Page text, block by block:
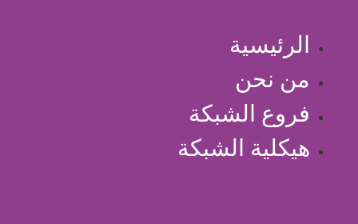
الرئيسية
من نحن
فروع الشبكة
هيكلية الشبكة